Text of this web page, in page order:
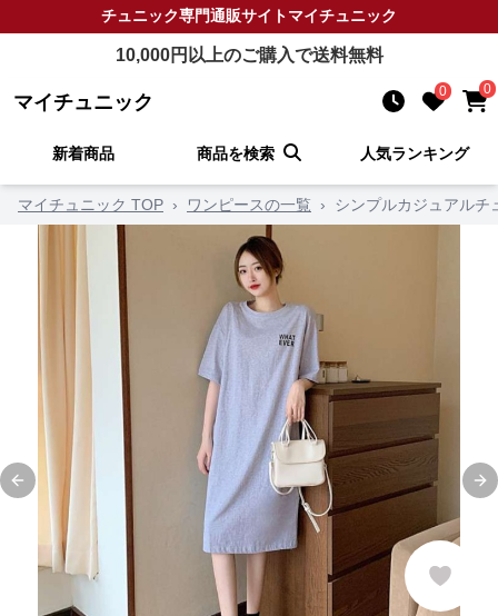
チュニック専門通販サイトマイチュニック
10,000円以上のご購入で送料無料
マイチュニック 0 0
新着商品 商品を検索 人気ランキング
マイチュニック TOP › ワンピースの一覧 › シンプルカジュアルチ
Previous slide